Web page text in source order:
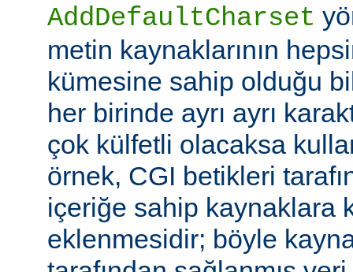
AddDefaultCharset
metin kaynaklarının
kümesine sahip olduğu
her birinde ayrı ayrı
çok külfetli olacaksa
örnek, CGI betikleri
içeriğe sahip kaynaklara
eklenmesidir; böyle